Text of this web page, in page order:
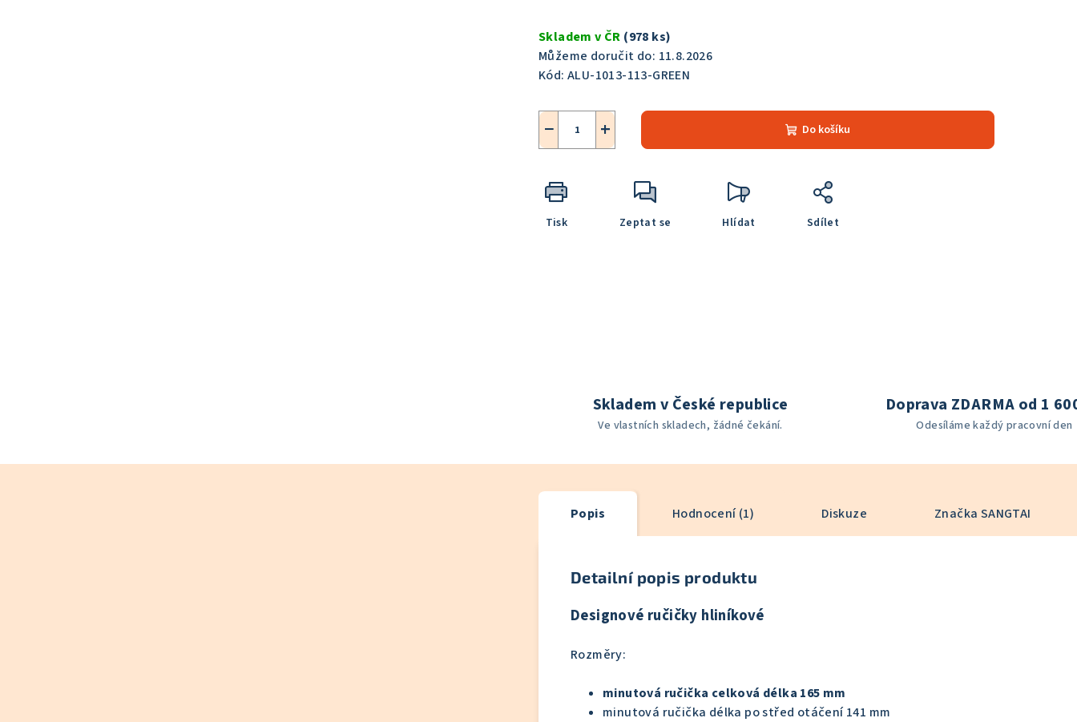
cena:
Skladem v ČR (978 ks)
Můžeme doručit do: 11.8.2026
Kód: ALU-1013-113-GREEN
+
− Do košíku
Tisk Zeptat se Hlídat Sdílet
Skladem v České republice
Ve vlastních skladech, žádné čekání.
Doprava ZDARMA od 1
Odesíláme každý pracovní den
Popis Hodnocení (1) Diskuze Značka SANGTAI
Detailní popis produktu
Designové ručičky hliníkové
Rozměry:
minutová ručička celková délka 165 mm
minutová ručička délka po střed otáčení 141 mm